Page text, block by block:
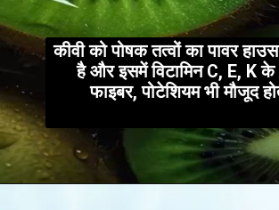
कीवी को पोषक तत्वों का पावर
है और इसमें विटामिन C, E, K के
फाइबर, पोटेशियम भी मौजूद